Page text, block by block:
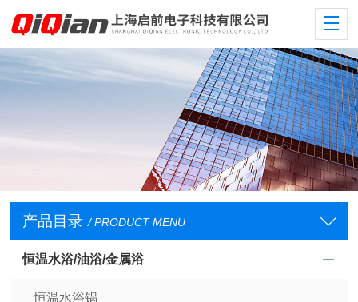
产品目录 / PRODUCT MENU
恒温水浴/油浴/金属浴
恒温水浴锅